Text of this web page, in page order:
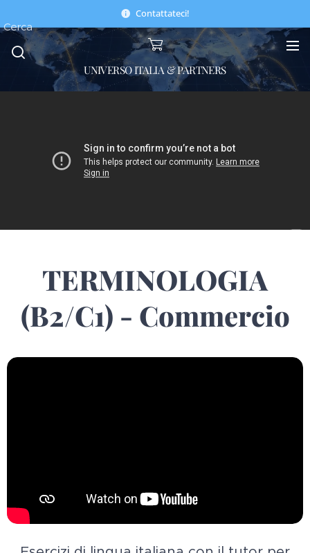
Contattateci!
UNIVERSO ITALIA & PARTNERS
Cerca
TERMINOLOGIA
(B2/C1) - Commercio